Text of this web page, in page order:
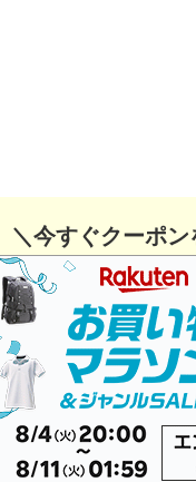
＼今すぐクーポン